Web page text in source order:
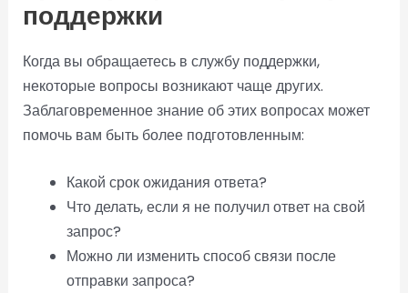
поддержки
Когда вы обращаетесь в службу поддержки,
некоторые вопросы возникают чаще других.
Заблаговременное знание об этих вопросах может
помочь вам быть более подготовленным:
Какой срок ожидания ответа?
Что делать, если я не получил ответ на свой
запрос?
Можно ли изменить способ связи после
отправки запроса?